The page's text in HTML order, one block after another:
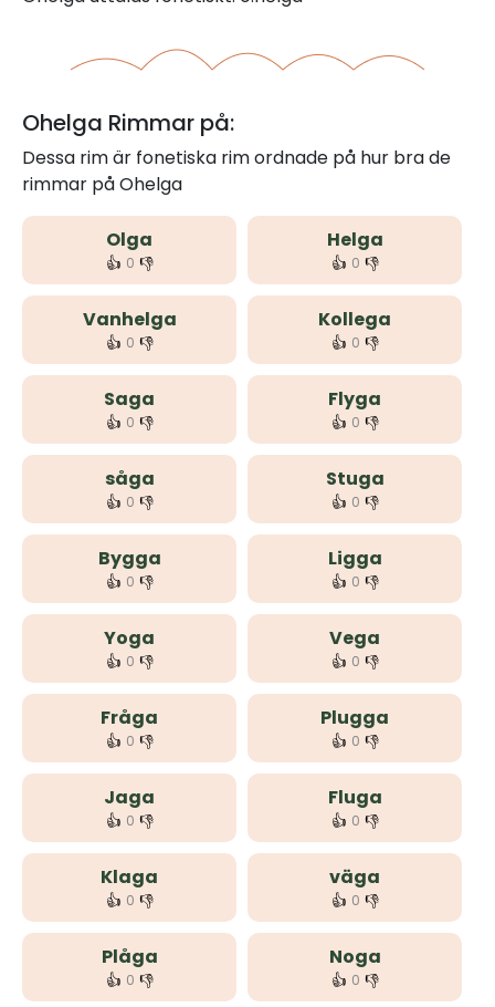
Ohelga Rimmar på:
Dessa rim är fonetiska rim ordnade på hur bra de
rimmar på Ohelga
Olga
👍 0 👎
Helga
👍 0 👎
Vanhelga
👍 0 👎
Kollega
👍 0 👎
Saga
👍 0 👎
Flyga
👍 0 👎
såga
👍 0 👎
Stuga
👍 0 👎
Bygga
👍 0 👎
Ligga
👍 0 👎
Yoga
👍 0 👎
Vega
👍 0 👎
Fråga
👍 0 👎
Plugga
👍 0 👎
Jaga
👍 0 👎
Fluga
👍 0 👎
Klaga
👍 0 👎
väga
👍 0 👎
Plåga
👍 0 👎
Noga
👍 0 👎